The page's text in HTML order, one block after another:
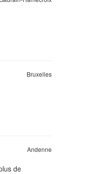
Bruxelles
Andenne
de